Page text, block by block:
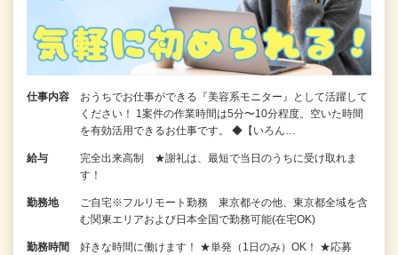
仕事内容
おうちでお仕事ができる『美容系モニター』として活躍して
ください！ 1案件の作業時間は5分〜10分程度。空いた時間
を有効活用できるお仕事です。 ◆【いろん…
給与
完全出来高制 ★謝礼は、最短で当日のうちに受け取れま
す！
勤務地
ご自宅※フルリモート勤務 東京都その他、東京都全域を含
む関東エリアおよび日本全国で勤務可能(在宅OK)
勤務時間
好きな時間に働けます！ ★単発（1日のみ）OK！ ★応募